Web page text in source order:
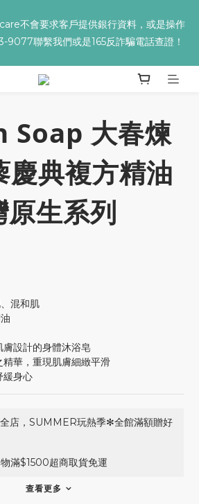
➌滿３２９９贈▸保濕亮顏卸妝膏
9077聯繫我們或是165反詐騙電話查證！
贈▸海葡萄蘆薈補水面膜 ➋滿１９９９贈▸
Soap 大春煉
慶典複方精油
生系列
混和肌
膚設計的身體沐浴皂
精華，重現肌膚細緻平滑
緩身心
全店，SUMMER玩熱季✻全館滿額贈好
滿$1500超商取貨免運
查看更多